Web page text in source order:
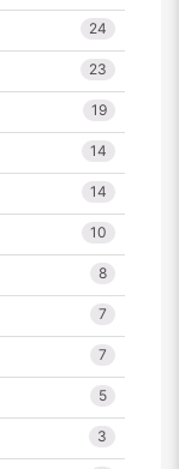
24
23
19
14
14
10
8
7
7
5
3